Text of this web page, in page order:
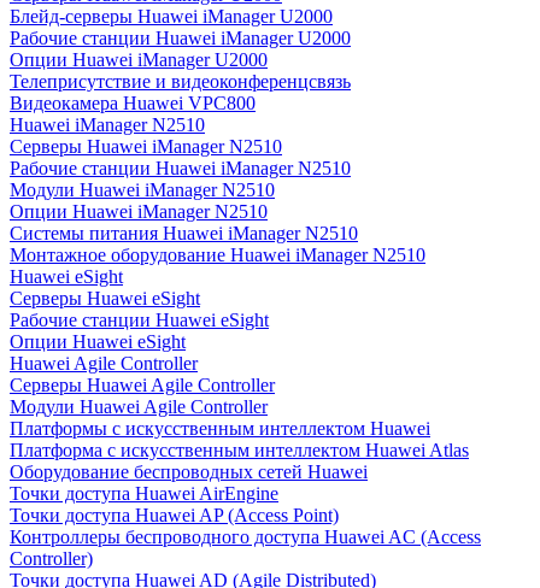
Блейд-серверы Huawei iManager U2000
Рабочие станции Huawei iManager U2000
Опции Huawei iManager U2000
Телеприсутствие и видеоконференцсвязь
Видеокамера Huawei VPC800
Huawei iManager N2510
Серверы Huawei iManager N2510
Рабочие станции Huawei iManager N2510
Модули Huawei iManager N2510
Опции Huawei iManager N2510
Системы питания Huawei iManager N2510
Монтажное оборудование Huawei iManager N2510
Huawei eSight
Серверы Huawei eSight
Рабочие станции Huawei eSight
Опции Huawei eSight
Huawei Agile Controller
Серверы Huawei Agile Controller
Модули Huawei Agile Controller
Платформы с искусственным интеллектом Huawei
Платформа с искусственным интеллектом Huawei Atlas
Оборудование беспроводных сетей Huawei
Точки доступа Huawei AirEngine
Точки доступа Huawei AP (Access Point)
Контроллеры беспроводного доступа Huawei AC (Access
Controller)
Точки доступа Huawei AD (Agile Distributed)